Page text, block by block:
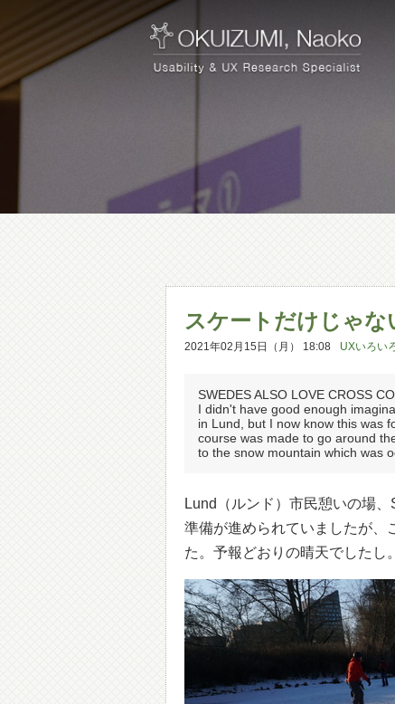
スケートだけじゃな
2021年02月15日（月） 18:08 UXいろい
SWEDES ALSO LOVE CROSS
I didn't have good enough
in Lund, but I now know this was
course was made to go around
to the snow mountain which was
Lund（ルンド）市民憩いの場
準備が進められていましたが、
た。予報どおりの晴天でしたし。